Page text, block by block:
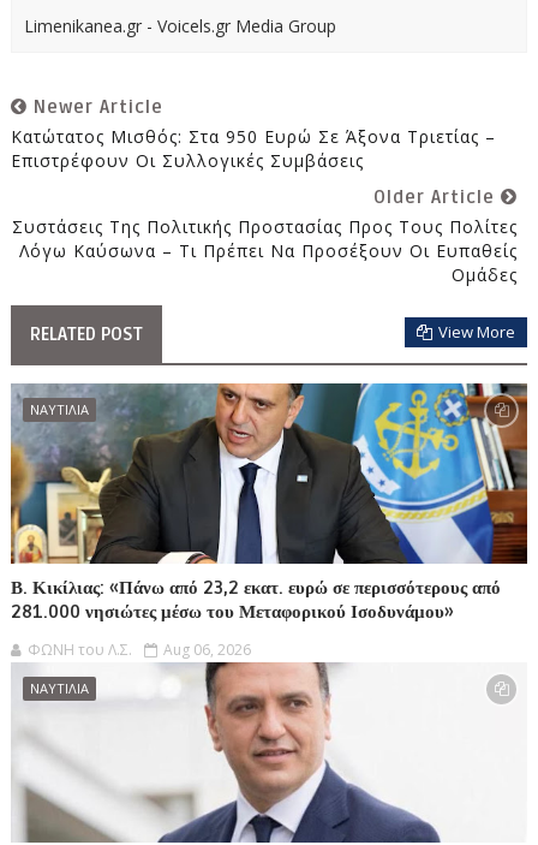
Limenikanea.gr - Voicels.gr Media Group
Newer Article
Κατώτατος Μισθός: Στα 950 Ευρώ Σε Άξονα Τριετίας –
Επιστρέφουν Οι Συλλογικές Συμβάσεις
Older Article
Συστάσεις Της Πολιτικής Προστασίας Προς Τους Πολίτες
Λόγω Καύσωνα – Τι Πρέπει Να Προσέξουν Οι Ευπαθείς
Ομάδες
RELATED POST View More
ΝΑΥΤΙΛΙΑ
Β. Κικίλιας: «Πάνω από 23,2 εκατ. ευρώ σε περισσότερους από
281.000 νησιώτες μέσω του Μεταφορικού Ισοδυνάμου»
ΦΩΝΗ του Λ.Σ. Aug 06, 2026
ΝΑΥΤΙΛΙΑ